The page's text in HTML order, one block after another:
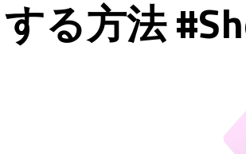
する方法